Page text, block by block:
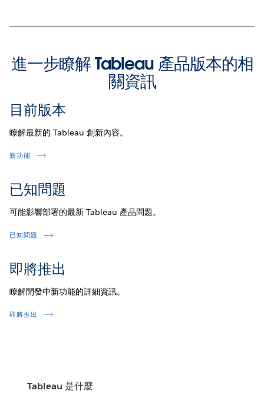
進一步瞭解 Tableau 產品版本的相
關資訊
目前版本
瞭解最新的 Tableau 創新內容。
新功能
已知問題
可能影響部署的最新 Tableau 產品問題。
已知問題
即將推出
瞭解開發中新功能的詳細資訊。
即將推出
Tableau 是什麼